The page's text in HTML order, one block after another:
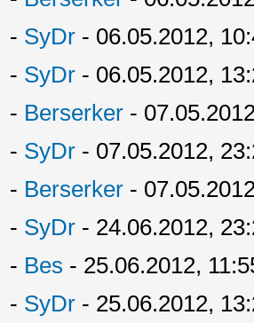
- SyDr - 06.05.2012,
- SyDr - 06.05.2012,
- Berserker -
- SyDr - 07.05.2012,
- Berserker -
- SyDr - 24.06.2012,
- Bes - 25.06.2012,
- SyDr - 25.06.2012,